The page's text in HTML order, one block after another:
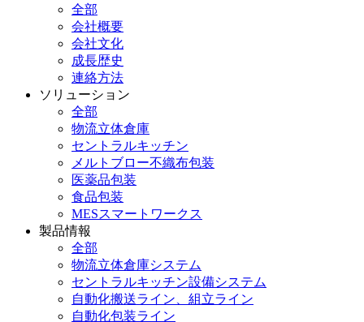
全部
会社概要
会社文化
成長歴史
連絡方法
ソリューション
全部
物流立体倉庫
セントラルキッチン
メルトブロー不織布包装
医薬品包装
食品包装
MESスマートワークス
製品情報
全部
物流立体倉庫システム
セントラルキッチン設備システム
自動化搬送ライン、組立ライン
自動化包装ライン